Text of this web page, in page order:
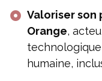
Valoriser
Orange,
humaine,